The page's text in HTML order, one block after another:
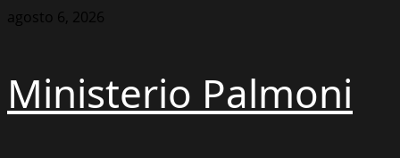
Saltar
agosto 6, 2026
Ministerio Palmoni